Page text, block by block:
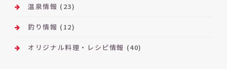
温泉情報 (23)
釣り情報 (12)
オリジナル料理・レシピ情報 (40)